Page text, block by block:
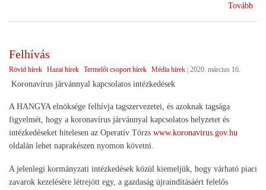
Tovább
Felhívás
Rövid hírek Hazai hírek Termelői csoport hírek Média hírek | 2020. március 16.
Koronavírus járvánnyal kapcsolatos intézkedések
A HANGYA elnöksége felhívja tagszervezetei, és azoknak tagsága
figyelmét, hogy a koronavírus járvánnyal kapcsolatos helyzetet és
intézkedéseket hitelesen az Operatív Törzs www.koronavirus.gov.hu
oldalán lehet naprakészen nyomon követni.
A jelenlegi kormányzati intézkedések közül kiemeljük, hogy várható piaci
zavarok kezelésére létrejött egy, a gazdaság újraindításáért felelős